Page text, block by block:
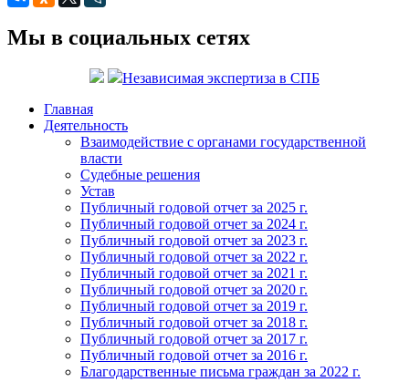
Мы в социальных сетях
Независимая экспертиза в СПБ
Главная
Деятельность
Взаимодействие с органами государственной
власти
Судебные решения
Устав
Публичный годовой отчет за 2025 г.
Публичный годовой отчет за 2024 г.
Публичный годовой отчет за 2023 г.
Публичный годовой отчет за 2022 г.
Публичный годовой отчет за 2021 г.
Публичный годовой отчет за 2020 г.
Публичный годовой отчет за 2019 г.
Публичный годовой отчет за 2018 г.
Публичный годовой отчет за 2017 г.
Публичный годовой отчет за 2016 г.
Благодарственные письма граждан за 2022 г.